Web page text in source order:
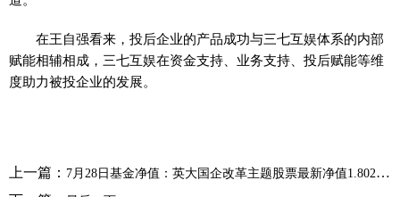
在王自强看来，投后企业的产品成功与三七互娱体系的内部
赋能相辅相成，三七互娱在资金支持、业务支持、投后赋能等维
度助力被投企业的发展。
上一篇： 7月28日基金净值：英大国企改革主题股票最新净值1.8024，涨1.44%